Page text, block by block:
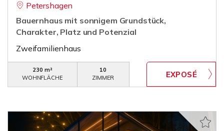
Petershagen
Bauernhaus mit sonnigem Grundstück,
Charakter, Platz und Potenzial
Zweifamilienhaus
230 m²
WOHNFLÄCHE
10
ZIMMER